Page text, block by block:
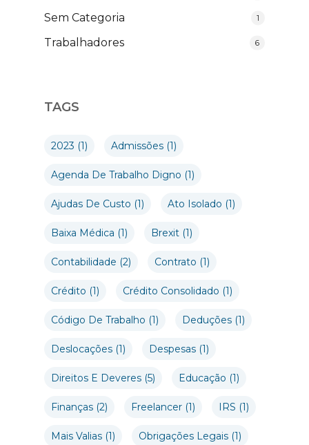
Sem Categoria 1
Trabalhadores 6
TAGS
2023 (1) Admissões (1)
Agenda De Trabalho Digno (1)
Ajudas De Custo (1) Ato Isolado (1)
Baixa Médica (1) Brexit (1)
Contabilidade (2) Contrato (1)
Crédito (1) Crédito Consolidado (1)
Código De Trabalho (1) Deduções (1)
Deslocações (1) Despesas (1)
Direitos E Deveres (5) Educação (1)
Finanças (2) Freelancer (1) IRS (1)
Mais Valias (1) Obrigações Legais (1)